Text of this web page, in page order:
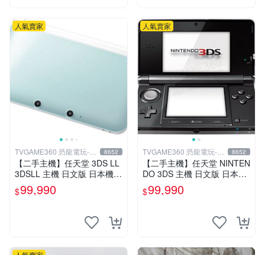
人氣賣家
TVGAME360 恐龍電玩-台
中店
8652
【二手主機】任天堂 3DS LL
3DSLL 主機 日文版 日本機
日規機 薄荷白 附充電器 裸裝
【台中恐龍電玩】
$99,990
人氣賣家
TVGAME360 恐龍電玩-台
中店
8652
【二手主機】任天堂 NINTEN
DO 3DS 主機 日文版 日本機
日規機 附原廠充電器 宇宙黑
裸裝【台中恐龍電玩】
$99,990